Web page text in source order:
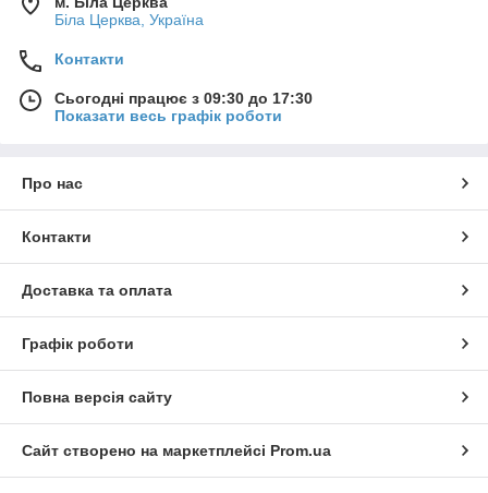
Біла Церква, Україна
Контакти
Сьогодні працює з 09:30 до 17:30
Показати весь графік роботи
Про нас
Контакти
Доставка та оплата
Графік роботи
Повна версія сайту
Сайт створено на маркетплейсі Prom.ua